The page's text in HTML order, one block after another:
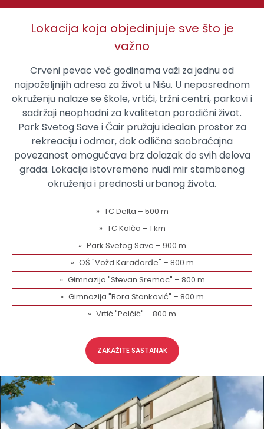
Lokacija koja objedinjuje sve što je
važno
Crveni pevac već godinama važi za jednu od
najpoželjnijih adresa za život u Nišu. U neposrednom
okruženju nalaze se škole, vrtići, tržni centri, parkovi i
sadržaji neophodni za kvalitetan porodični život.
Park Svetog Save i Čair pružaju idealan prostor za
rekreaciju i odmor, dok odlična saobraćajna
povezanost omogućava brz dolazak do svih delova
grada. Lokacija istovremeno nudi mir stambenog
okruženja i prednosti urbanog života.
TC Delta – 500 m
TC Kalča – 1 km
Park Svetog Save – 900 m
OŠ "Vožd Karađorđe" – 800 m
Gimnazija "Stevan Sremac" – 800 m
Gimnazija "Bora Stanković" – 800 m
Vrtić "Palčić" – 800 m
ZAKAŽITE SASTANAK